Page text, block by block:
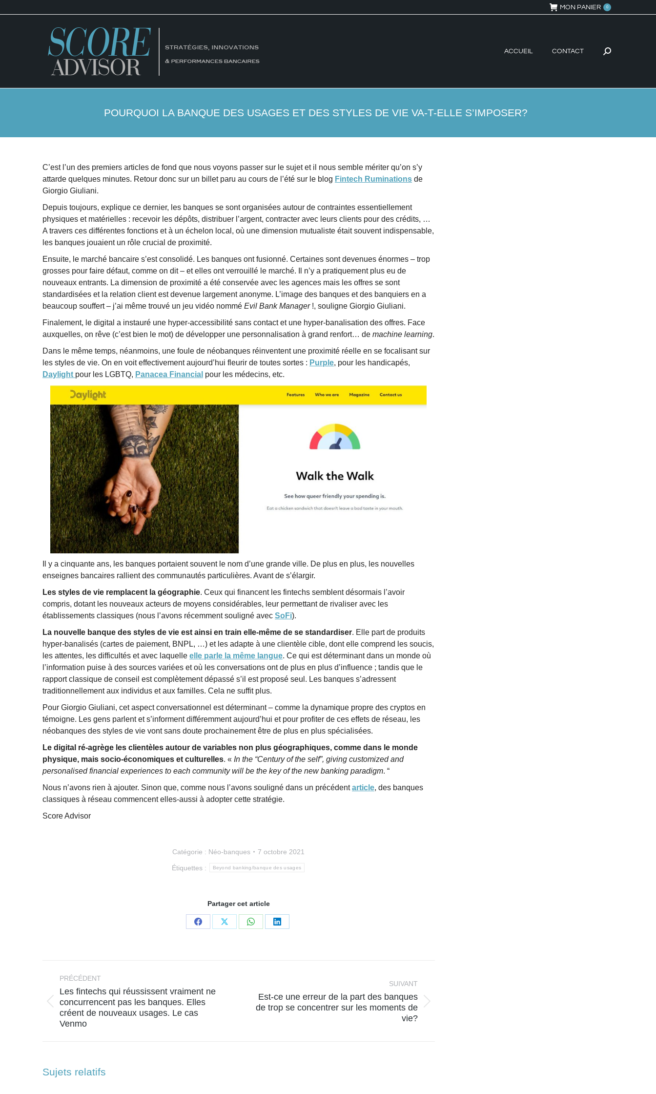
MON PANIER 0
ACCUEIL CONTACT
Recherche
POURQUOI LA BANQUE DES USAGES ET DES STYLES DE VIE VA-T-ELLE S’IMPOSER?
C’est l’un des premiers articles de fond que nous voyons passer sur le sujet et il nous semble mériter qu’on s’y
attarde quelques minutes. Retour donc sur un billet paru au cours de l’été sur le blog Fintech Ruminations de
Giorgio Giuliani.
Depuis toujours, explique ce dernier, les banques se sont organisées autour de contraintes essentiellement
physiques et matérielles : recevoir les dépôts, distribuer l’argent, contracter avec leurs clients pour des crédits, …
A travers ces différentes fonctions et à un échelon local, où une dimension mutualiste était souvent indispensable,
les banques jouaient un rôle crucial de proximité.
Ensuite, le marché bancaire s’est consolidé. Les banques ont fusionné. Certaines sont devenues énormes – trop
grosses pour faire défaut, comme on dit – et elles ont verrouillé le marché. Il n’y a pratiquement plus eu de
nouveaux entrants. La dimension de proximité a été conservée avec les agences mais les offres se sont
standardisées et la relation client est devenue largement anonyme. L’image des banques et des banquiers en a
beaucoup souffert – j’ai même trouvé un jeu vidéo nommé Evil Bank Manager!, souligne Giorgio Giuliani.
Finalement, le digital a instauré une hyper-accessibilité sans contact et une hyper-banalisation des offres. Face
auxquelles, on rêve (c’est bien le mot) de développer une personnalisation à grand renfort… de machine learning.
Dans le même temps, néanmoins, une foule de néobanques réinventent une proximité réelle en se focalisant sur
les styles de vie. On en voit effectivement aujourd’hui fleurir de toutes sortes : Purple, pour les handicapés,
Daylight pour les LGBTQ, Panacea Financial pour les médecins, etc.
Il y a cinquante ans, les banques portaient souvent le nom d’une grande ville. De plus en plus, les nouvelles
enseignes bancaires rallient des communautés particulières. Avant de s’élargir.
Les styles de vie remplacent la géographie. Ceux qui financent les fintechs semblent désormais l’avoir
compris, dotant les nouveaux acteurs de moyens considérables, leur permettant de rivaliser avec les
établissements classiques (nous l’avons récemment souligné avec SoFi).
La nouvelle banque des styles de vie est ainsi en train elle-même de se standardiser. Elle part de produits
hyper-banalisés (cartes de paiement, BNPL, …) et les adapte à une clientèle cible, dont elle comprend les soucis,
les attentes, les difficultés et avec laquelle elle parle la même langue. Ce qui est déterminant dans un monde où
l’information puise à des sources variées et où les conversations ont de plus en plus d’influence ; tandis que le
rapport classique de conseil est complètement dépassé s’il est proposé seul. Les banques s’adressent
traditionnellement aux individus et aux familles. Cela ne suffit plus.
Pour Giorgio Giuliani, cet aspect conversationnel est déterminant – comme la dynamique propre des cryptos en
témoigne. Les gens parlent et s’informent différemment aujourd’hui et pour profiter de ces effets de réseau, les
néobanques des styles de vie vont sans doute prochainement être de plus en plus spécialisées.
Le digital ré-agrège les clientèles autour de variables non plus géographiques, comme dans le monde
physique, mais socio-économiques et culturelles. « In the “Century of the self”, giving customized and
personalised financial experiences to each community will be the key of the new banking paradigm. “
Nous n’avons rien à ajouter. Sinon que, comme nous l’avons souligné dans un précédentarticle, des banques
classiques à réseau commencent elles-aussi à adopter cette stratégie.
Score Advisor
Catégorie : Néo-banques 7 octobre 2021
Étiquettes : Beyond banking/banque des usages
Partager cet article
PartagerPartagerPartagerPartager
article
PRÉCÉDENT
Article
précédent
Les fintechs qui réussissent vraiment ne
concurrencent pas les banques. Elles
créent de nouveaux usages. Le cas
Venmo
SUIVANT
Article
Est-ce une erreur de la part des banques
de trop se concentrer sur les moments de
vie?
Sujets relatifs